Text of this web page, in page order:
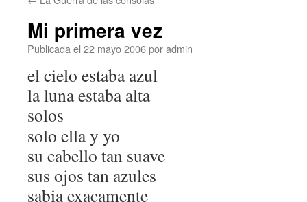
Mi primera vez
Publicada el 22 mayo 2006poradmin
el cielo estaba azul
la luna estaba alta
solos
solo ella y yo
su cabello tan suave
sus ojos tan azules
sabia exacamente